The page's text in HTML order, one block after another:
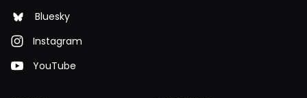
Bluesky
Instagram
YouTube